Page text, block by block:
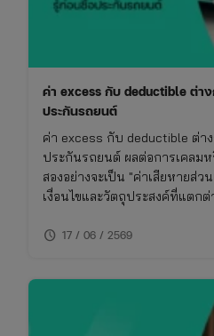
ค่า excess กับ deductible ต่า
ประกันรถยนต์
ค่า excess กับ deductible ต่าง
ประกันรถยนต์ ผลต่อการเคลมห
สองอย่างจะเป็น "ค่าเสียหายส่
เงื่อนไขและวัตถุประสงค์ที่แตก
ไม่พลาดย้อนหลัง
schedule 17 / 06 / 2569